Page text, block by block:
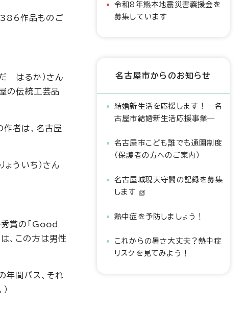
作品ものご
はるか）さん
の伝統工芸品
者は、名古屋
ういち）さん
秀賞の「Good
、この方は男性
年間パス、それ
令和8年熊本地震災害義援金を
募集しています
名古屋市からのお知らせ
結婚新生活を応援します！―名
古屋市結婚新生活応援事業―
名古屋市こども誰でも通園制度
（保護者の方へのご案内）
名古屋城現天守閣の記録を募集
します
熱中症を予防しましょう！
これからの暑さ大丈夫？熱中症
リスクを見てみよう！